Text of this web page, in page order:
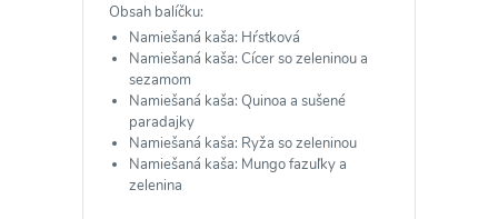
Obsah balíčku:
Namiešaná kaša: Hŕstková
Namiešaná kaša: Cícer so zeleninou a
sezamom
Namiešaná kaša: Quinoa a sušené
paradajky
Namiešaná kaša: Ryža so zeleninou
Namiešaná kaša: Mungo fazuľky a
zelenina